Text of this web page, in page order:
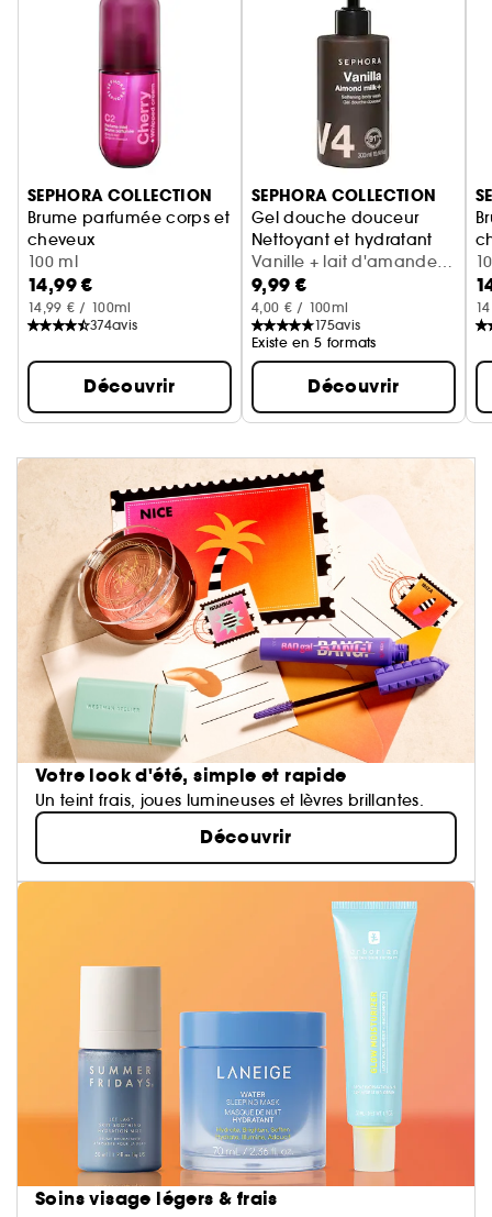
Ignorer le carrousel produits
SEPHORA COLLECTION
Brume parfumée corps et
cheveux
Cerise + crème fouettée
100 ml
14,99 €
14,99 € / 100ml
374avis
Découvrir
SEPHORA COLLECTION
Gel douche douceur
Nettoyant et hydratant
Vanille + lait d'amande
(300 ml)
9,99 €
4,00 € / 100ml
175avis
Existe en 5 formats
Découvrir
Votre look d'été, simple et rapide
Un teint frais, joues lumineuses et lèvres brillantes.
Découvrir
Soins visage légers & frais